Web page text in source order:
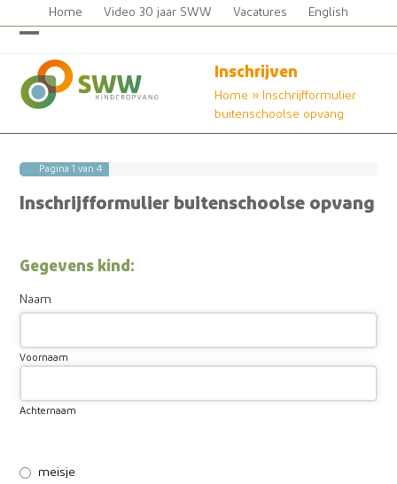
to
Home Video 30 jaar SWW Vacatures English
mobile
menu
mobile
menu
Inschrijven
Home » Inschrijfformulier
buitenschoolse opvang
Pagina1 van 4
Inschrijfformulier buitenschoolse opvang
Gegevens kind:
Naam
Voornaam
Achternaam
meisje